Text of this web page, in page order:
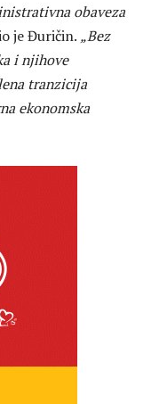
obaveza
je Đuričin. „Bez
i njihove
tranzicija
ekonomska